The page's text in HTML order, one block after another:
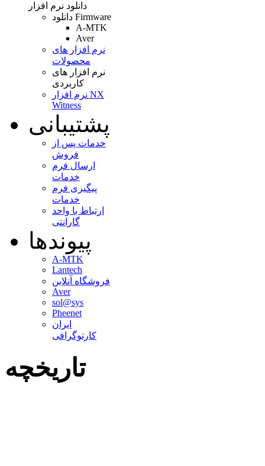
دانلود نرم افزار
دانلود Firmware
A-MTK
Aver
نرم افزار های
محصولات
نرم افزار های
کاربردی
نرم افزار NX
Witness
پشتیبانی
خدمات پس از
فروش
ارسال فرم
خدمات
پیگیری فرم
خدمات
ارتباط با واحد
گارانتی
پیوندها
A-MTK
Lantech
فروشگاه آنلاین
Aver
sol@sys
Pheenet
ایران
کارتوگرافی
تاریخچه